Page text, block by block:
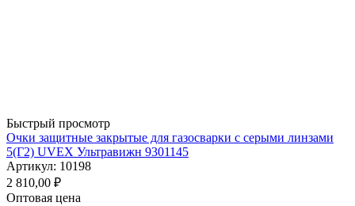
Быстрый просмотр
Очки защитные закрытые для газосварки с серыми линзами
5(Г2) UVEX Ультравижн 9301145
Артикул: 10198
2 810,00 ₽
Оптовая цена